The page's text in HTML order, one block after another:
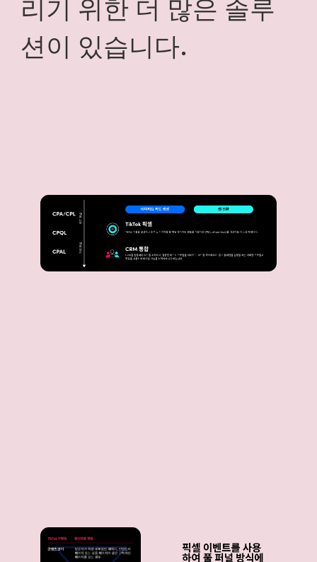
리기 위한 더 많은 솔루
션이 있습니다.